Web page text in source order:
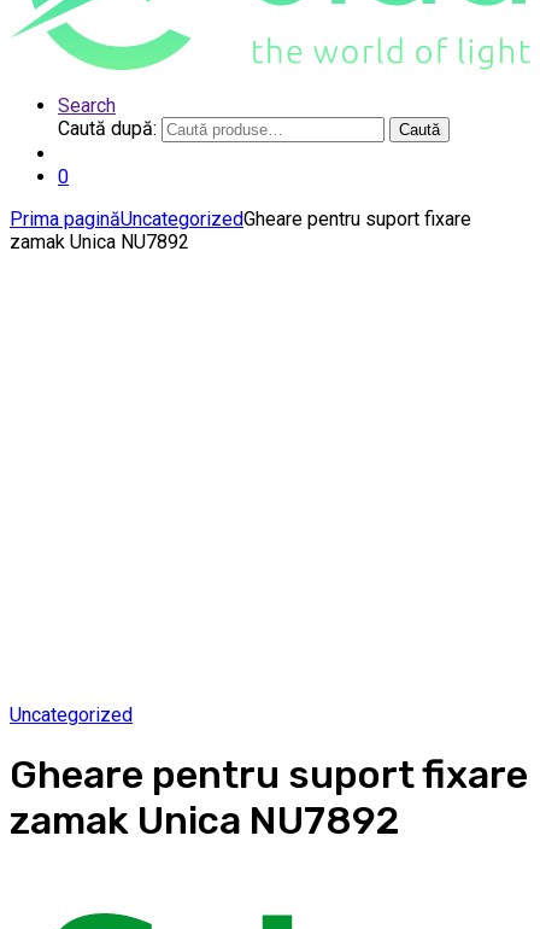
Search
Caută după:
Caută
0
Prima paginăUncategorizedGheare pentru suport fixare
zamak Unica NU7892
Uncategorized
Gheare pentru suport fixare
zamak Unica NU7892